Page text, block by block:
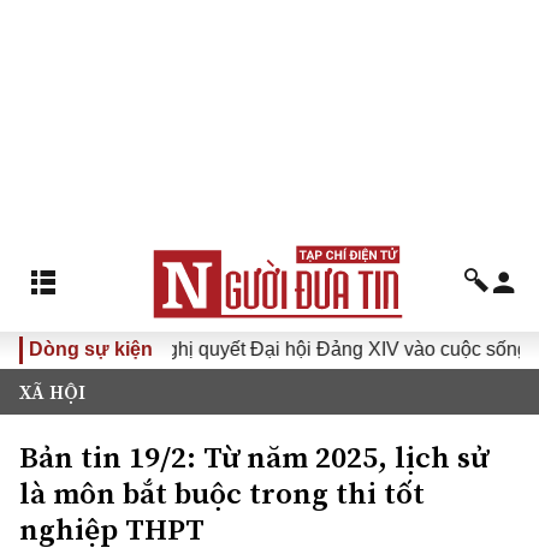
Dòng sự kiện
Đưa Nghị quyết Đại hội Đảng XIV vào cuộc sống
XÃ HỘI
Bản tin 19/2: Từ năm 2025, lịch sử
là môn bắt buộc trong thi tốt
nghiệp THPT